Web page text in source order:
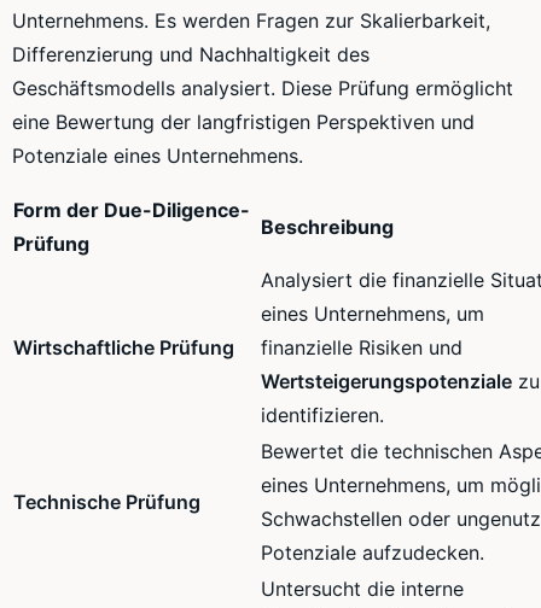
Unternehmens. Es werden Fragen zur Skalierbarkeit,
Differenzierung und Nachhaltigkeit des
Geschäftsmodells analysiert. Diese Prüfung ermöglicht
eine Bewertung der langfristigen Perspektiven und
Potenziale eines Unternehmens.
Form der Due-Diligence-
Prüfung
Beschreibung
Wirtschaftliche Prüfung
Analysiert die finanzielle
eines Unternehmens, um
finanzielle Risiken und
Wertsteigerungspotenziale zu
identifizieren.
Technische Prüfung
Bewertet die technischen
eines Unternehmens, um
Schwachstellen oder
Potenziale aufzudecken.
Untersucht die interne